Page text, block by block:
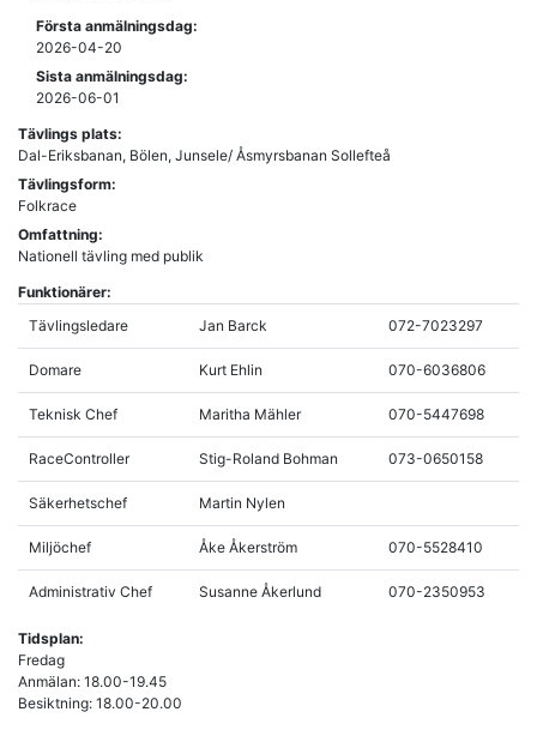
Första anmälningsdag:
2026-04-20
Sista anmälningsdag:
2026-06-01
Tävlings plats:
Dal-Eriksbanan, Bölen, Junsele/ Åsmyrsbanan Sollefteå
Tävlingsform:
Folkrace
Omfattning:
Nationell tävling med publik
Funktionärer:
Tävlingsledare
Jan Barck 072-7023297
Domare Kurt Ehlin 070-6036806
Teknisk Chef Maritha Mähler 070-5447698
RaceController Stig-Roland Bohman 073-0650158
Säkerhetschef Martin Nylen
Miljöchef Åke Åkerström 070-5528410
Administrativ Chef Susanne Åkerlund 070-2350953
Tidsplan:
Fredag
Anmälan: 18.00-19.45
Besiktning: 18.00-20.00